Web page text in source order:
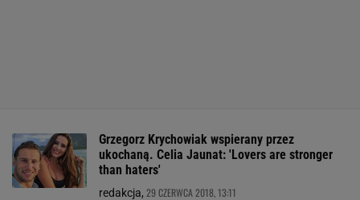
Grzegorz Krychowiak wspierany przez
ukochaną. Celia Jaunat: 'Lovers are stronger
than haters'
redakcja, 29 CZERWCA 2018, 13:11